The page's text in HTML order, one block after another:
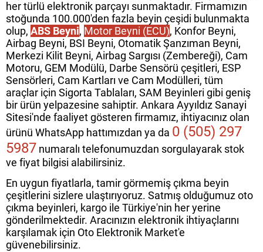
her türlü elektronik parçayı sunmaktadır. Firmamızın
stoğunda 100.000'den fazla beyin çeşidi bulunmakta
olup, ABS Beyni, Motor Beyni (ECU), Konfor Beyni,
Airbag Beyni, BSI Beyni, Otomatik Şanzıman Beyni,
Merkezi Kilit Beyni, Airbag Sargısı (Zembereği), Cam
Motoru, GEM Modülü, Darbe Sensörü çeşitleri, ESP
Sensörleri, Cam Kartları ve Cam Modülleri, tüm
araçlar için Sigorta Tablaları, SAM Beyinleri gibi geniş
bir ürün yelpazesine sahiptir. Ankara Ayyıldız Sanayi
Sitesi'nde faaliyet gösteren firmamız, ihtiyacınız olan
ürünü WhatsApp hattımızdan ya da 0 (505) 297
5987 numaralı telefonumuzdan sorgulayarak stok
ve fiyat bilgisi alabilirsiniz.
En uygun fiyatlarla, tamir görmemiş çıkma beyin
çeşitlerini sizlere ulaştırıyoruz. Satmış olduğumuz oto
çıkma beyinleri, kargo ile Türkiye'nin her yerine
gönderilmektedir. Aracınızın elektronik ihtiyaçlarını
karşılamak için Oto Elektronik Market'e
güvenebilirsiniz.